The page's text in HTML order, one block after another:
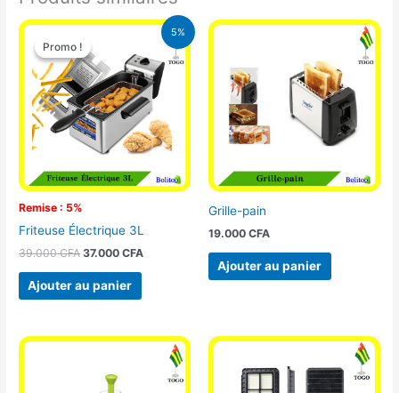
5%
Promo !
Remise : 5%
Promo !
Friteuse Électrique 3L
39.000CFA
Le
initial
était :
39.000 CFA.
37.000CFA
Le
prix
actuel
est :
37.000 CFA.
Ajouter au panier
Grille-pain
19.000 CFA
Ajouter au panier